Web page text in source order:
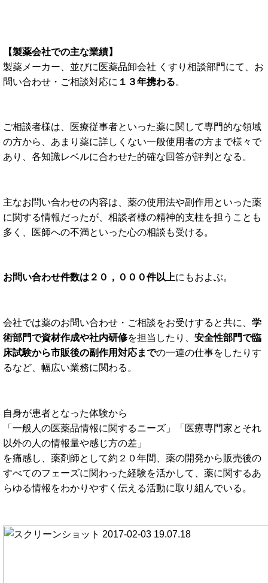
【製薬会社での主な業績】
製薬メーカー、並びに医薬品卸会社 くすり相談部門にて、お
問い合わせ・ご相談対応に １３年携わる。
ご相談者様は、医療従事者といった薬に関して専門的な領域
の方から、あまり薬に詳しくない一般使用者の方まで様々で
あり、各知識レベルに合わせた的確な回答が評判となる。
主なお問い合わせの内容は、薬の使用法や副作用といった薬
に関する情報だったが、相談者様の精神的支柱を担うことも
多く、医師への不満といった心の相談も受ける。
お問い合わせ件数は２０，０００件以上にもおよぶ。
会社では薬のお問い合わせ・ご相談をお受けすると共に、 学
術部門で資材作成や社内研修を担当したり、 安全性部門で臨
床試験から市販後の副作用対応までの一連の仕事をしたりす
るなど、幅広い業務に関わる。
自身が患者となった体験から
「一般人の医薬品情報に関するニーズ」「医療専門家とそれ
以外の人の情報量や感じ方の差」
を痛感し、薬剤師として約２０年間、薬の開発から販売後の
すべてのフェーズに関わった経験を活かして、薬に関するあ
らゆる情報をわかりやすく伝える活動に取り組んでいる。